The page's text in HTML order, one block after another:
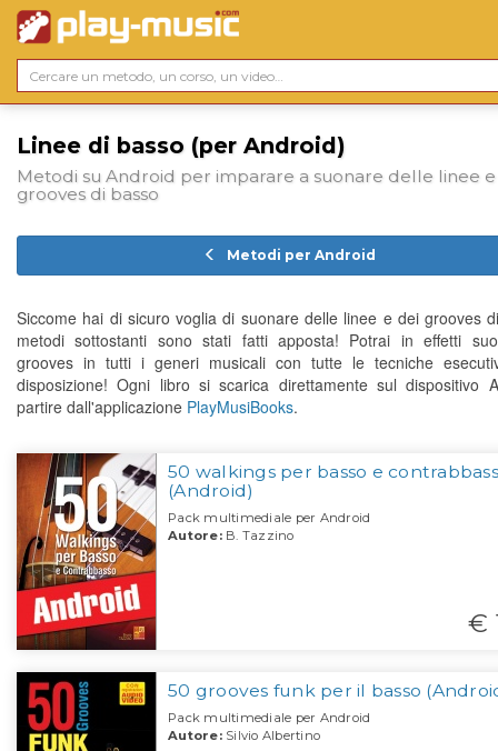
Linee di basso (per Android)
Metodi su Android per imparare a suonare delle linee
grooves di basso
Metodi per Android
Siccome hai di sicuro voglia di suonare delle linee e dei grooves
metodi sottostanti sono stati fatti apposta! Potrai in effetti
grooves in tutti i generi musicali con tutte le tecniche
disposizione! Ogni libro si scarica direttamente sul dispositivo
partire dall'applicazione PlayMusiBooks.
50 walkings per basso e
(Android)
Pack multimediale per Android
Autore:B. Tazzino
€
50 grooves funk per il basso
Pack multimediale per Android
Autore:Silvio Albertino